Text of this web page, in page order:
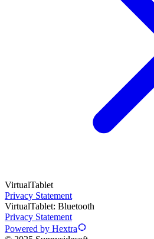
VirtualTablet
Privacy Statement
VirtualTablet: Bluetooth
Privacy Statement
Powered by Hextra